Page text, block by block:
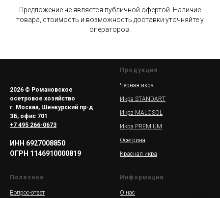
Предложение не является публичной офертой. Наличие
товара, стоимость и возможность доставки уточняйте у
операторов.
2026 © Романовское
осетровое хозяйство
г. Москва, Шенкурский пр-д
3Б, офис 701
+7 495 266-0673
ИНН 6927008850
ОГРН 1146910000819
Продукция
Черная икра
Икра STANDART
Икра MALOSOL
Икра PREMIUM
Осетрина
Красная икра
Полезное
Вопрос-ответ
Информация
О нас